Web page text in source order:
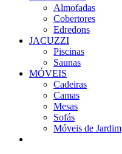
Almofadas
Cobertores
Edredons
JACUZZI
Piscinas
Saunas
MÓVEIS
Cadeiras
Camas
Mesas
Sofás
Móveis de Jardim